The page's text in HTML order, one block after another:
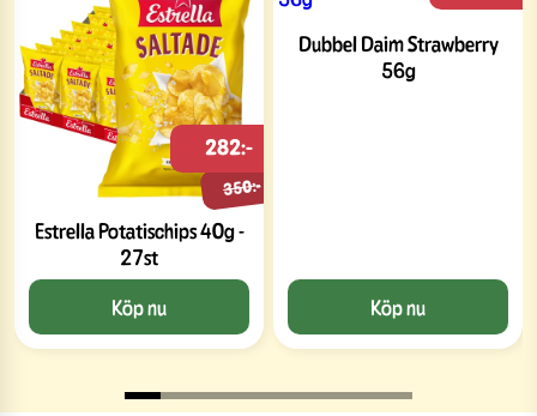
Estrella Potatischips 40g -
27st
350:-
282:-
Köp nu
Dubbel Daim Strawberry
56g
Köp nu